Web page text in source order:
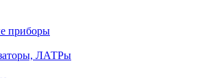
приборы
ЛАТРы